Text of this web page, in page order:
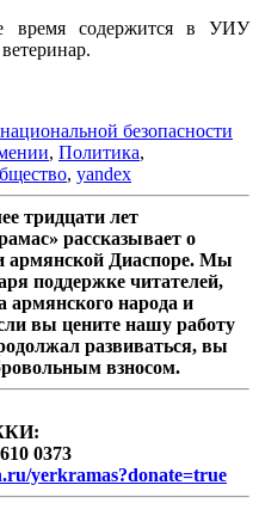
время содержится в УИУ
безопасности
, Политика,
, yandex
тридцати лет
рассказывает о
армянской Диаспоре. Мы
поддержке читателей,
армянского народа и
вы цените нашу работу
развиваться, вы
взносом.
0373
yerkramas?donate=true